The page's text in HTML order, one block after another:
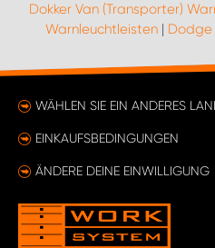
Dokker Van (Transporter)
Warnleuchtleisten | Dodge
WÄHLEN SIE EIN ANDERES
EINKAUFSBEDINGUNGEN
ÄNDERE DEINE EINWILLIGUNG